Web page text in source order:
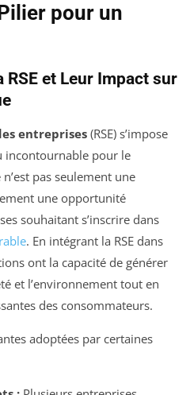
pour un
et Leur Impact sur
entreprises (RSE) s’impose
incontournable pour le
pas seulement une
une opportunité
souhaitant s’inscrire dans
. En intégrant la RSE dans
ont la capacité de générer
et l’environnement tout en
des consommateurs.
adoptées par certaines